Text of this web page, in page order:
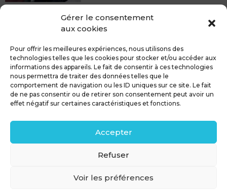
Gérer le consentement
aux cookies
Pour offrir les meilleures expériences, nous utilisons des
technologies telles que les cookies pour stocker et/ou accéder aux
informations des appareils. Le fait de consentir à ces technologies
nous permettra de traiter des données telles que le
comportement de navigation ou les ID uniques sur ce site. Le fait
de ne pas consentir ou de retirer son consentement peut avoir un
effet négatif sur certaines caractéristiques et fonctions.
Accepter
Refuser
Voir les préférences
peinture, sans rendez-vous mais Avec le sourire :)
du débosselage vous accueille sans rendez-...
MDCS GROUPE
Mentions légales
Confidentialité & RGPD
Contact
Politique de cookies (UE)